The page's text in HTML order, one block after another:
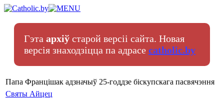
Гэта архіў старой версіі сайта. Новая
версія знаходзіцца па адрасе catholic.by
Папа Францішак адзначыў 25-годдзе біскупскага пасвячэння
Святы Айцец